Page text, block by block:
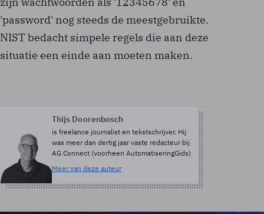
'password' nog steeds de meestgebruikte.
NIST bedacht simpele regels die aan deze
situatie een einde aan moeten maken.
Thijs Doorenbosch
is freelance journalist en tekstschrijver. Hij
was meer dan dertig jaar vaste redacteur bij
AG Connect (voorheen AutomatiseringGids)
Meer van deze auteur